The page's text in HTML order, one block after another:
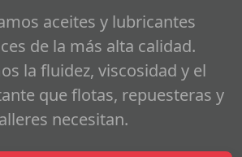
aceites y lubricantes
de la más alta calidad.
la fluidez, viscosidad y el
que flotas, repuesteras y
necesitan.